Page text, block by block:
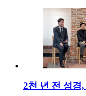
2천 년 전 성경